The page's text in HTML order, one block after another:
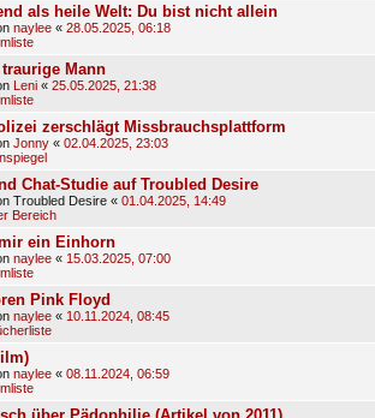
als heile Welt: Du bist nicht allein
naylee « 28.05.2025, 06:18
Mann
Leni « 25.05.2025, 21:38
zerschlägt Missbrauchsplattform
Jonny « 02.04.2025, 23:03
Chat-Studie auf Troubled Desire
Troubled Desire « 01.04.2025, 14:49
Bereich
ein Einhorn
naylee « 15.03.2025, 07:00
Pink Floyd
naylee « 10.11.2024, 08:45
naylee « 08.11.2024, 06:59
über Pädophilie (Artikel von 2011)